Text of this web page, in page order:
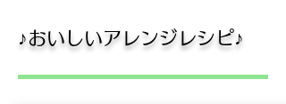
​♪おいしいアレンジレシピ♪